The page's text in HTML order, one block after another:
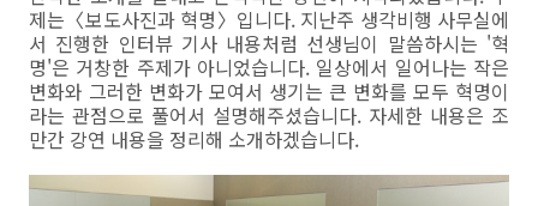
제는〈보도사진과 혁명〉입니다. 지난주 생각비행 사무실에
서 진행한 인터뷰 기사 내용처럼 선생님이 말씀하시는 '혁
명'은 거창한 주제가 아니었습니다. 일상에서 일어나는 작은
변화와 그러한 변화가 모여서 생기는 큰 변화를 모두 혁명이
라는 관점으로 풀어서 설명해주셨습니다. 자세한 내용은 조
만간 강연 내용을 정리해 소개하겠습니다.